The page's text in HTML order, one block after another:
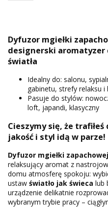
Dyfuzor mgiełki
designerski
światła
Idealny do: salonu,
gabinetu, strefy relaksu i
Pasuje do stylów:
loft, japandi, klasyczny
Cieszymy się, że
jakość i styl idą w parze!
Dyfuzor mgiełki zapachowej
relaksujący aromat z
domu atmosferę spokoju:
ustaw światło jak świeca lub
urządzenie delikatnie
wybranym trybie pracy –